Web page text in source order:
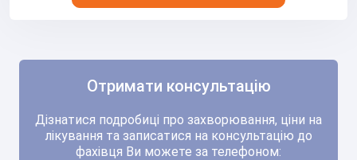
Отримати консультацію
Дізнатися подробиці про захворювання, ціни на
лікування та записатися на консультацію до
фахівця Ви можете за телефоном: